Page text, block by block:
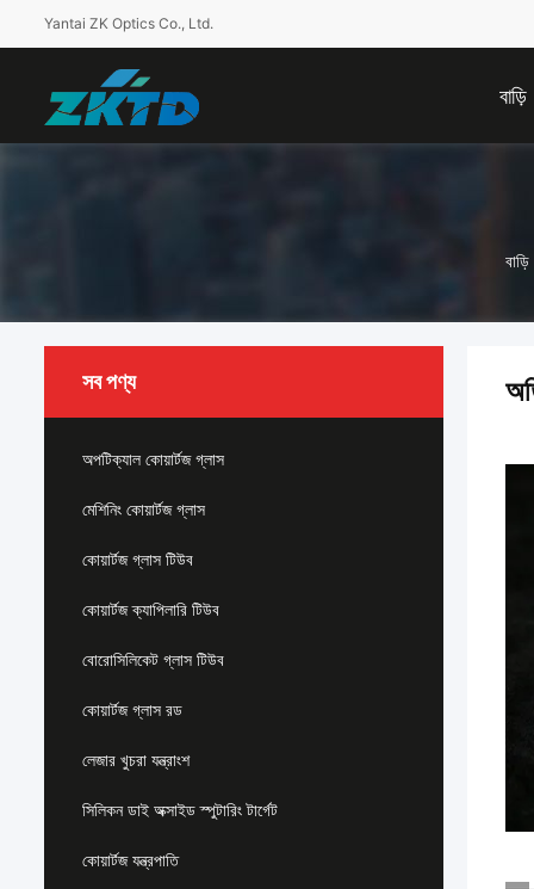
Yantai ZK Optics Co., Ltd.
বাড়ি
বাড়ি
সব পণ্য
অপটিক্যাল কোয়ার্টজ গ্লাস
মেশিনিং কোয়ার্টজ গ্লাস
কোয়ার্টজ গ্লাস টিউব
কোয়ার্টজ ক্যাপিলারি টিউব
বোরোসিলিকেট গ্লাস টিউব
কোয়ার্টজ গ্লাস রড
লেজার খুচরা যন্ত্রাংশ
সিলিকন ডাই অক্সাইড স্পুটারিং টার্গেট
কোয়ার্টজ যন্ত্রপাতি